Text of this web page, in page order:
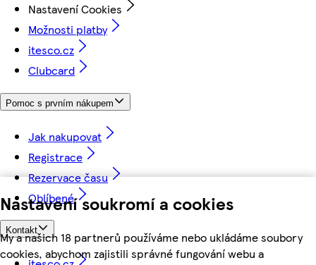
Nastavení soukromí a cookies
My a našich 18 partnerů používáme nebo ukládáme soubory
cookies, abychom zajistili správné fungování webu a
Nastavení Cookies
Možnosti platby
itesco.cz
Clubcard
Pomoc s prvním nákupem
Jak nakupovat
Registrace
Rezervace času
Oblíbené
Kontakt